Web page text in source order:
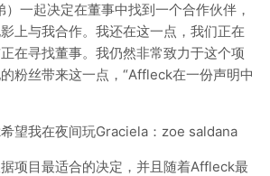
）一起决定在董事中找到一个合作伙伴，
上与我合作。我还在这一点，我们正在
在寻找董事。我仍然非常致力于这个项
粉丝带来这一点，“Affleck在一份声明中
望我在夜间玩Graciela：zoe saldana
项目最适合的决定，并且随着Affleck最